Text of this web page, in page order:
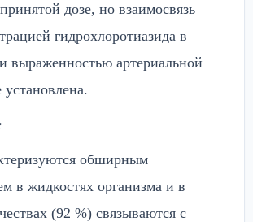
дозе, но взаимосвязь
гидрохлоротиазида в
выраженностью артериальной
обширным
в жидкостях организма и в
(92 %) связываются с